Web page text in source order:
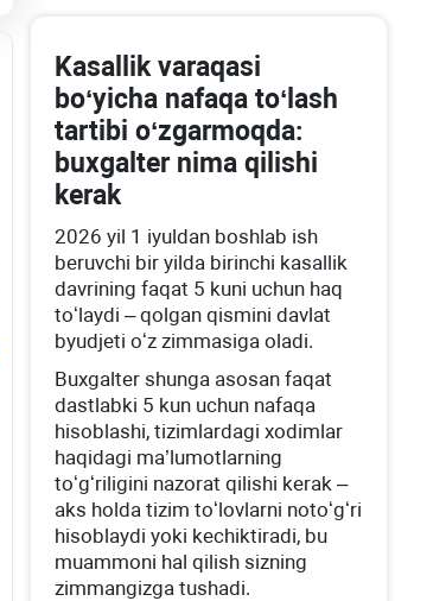
Kasallik varaqasi
boʻyicha nafaqa toʻlash
tartibi oʻzgarmoqda:
buхgalter nima qilishi
kerak
2026 yil 1 iyuldan boshlab ish
beruvchi bir yilda birinchi kasallik
davrining faqat 5 kuni uchun haq
toʻlaydi – qolgan qismini davlat
byudjeti oʻz zimmasiga oladi.
Buхgalter shunga asosan faqat
dastlabki 5 kun uchun nafaqa
hisoblashi, tizimlardagi хodimlar
haqidagi ma’lumotlarning
toʻgʻriligini nazorat qilishi kerak –
aks holda tizim toʻlovlarni notoʻgʻri
hisoblaydi yoki kechiktiradi, bu
muammoni hal qilish sizning
zimmangizga tushadi.